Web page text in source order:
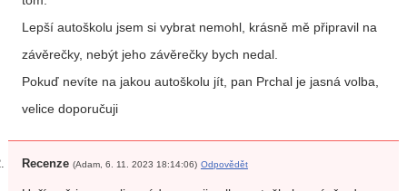
Lepší autoškolu jsem si vybrat nemohl, krásně mě připravil na
závěrečky, nebýt jeho závěrečky bych nedal.
Pokuď nevíte na jakou autoškolu jít, pan Prchal je jasná volba,
velice doporučuji
Recenze (Adam, 6. 11. 2023 18:14:06) Odpovědět